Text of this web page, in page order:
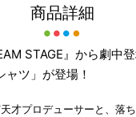
商品詳細
STAGE』から劇中
ャツ」が登場！
才プロデューサーと、落